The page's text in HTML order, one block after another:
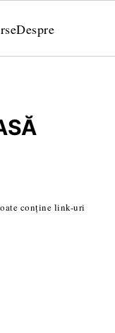
Despre
conține link-uri